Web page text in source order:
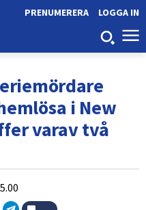
LOGGA IN
PRENUMERERA
i New
varav två